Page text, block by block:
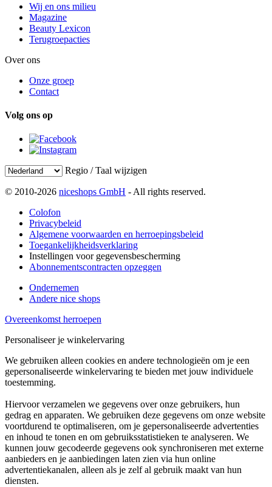
Wij en ons milieu
Magazine
Beauty Lexicon
Terugroepacties
Over ons
Onze groep
Contact
Volg ons op
Regio / Taal wijzigen
© 2010-2026 niceshops GmbH - All rights reserved.
Colofon
Privacybeleid
Algemene voorwaarden en herroepingsbeleid
Toegankelijkheidsverklaring
Instellingen voor gegevensbescherming
Abonnementscontracten opzeggen
Ondernemen
Andere nice shops
Overeenkomst herroepen
Personaliseer je winkelervaring
We gebruiken alleen cookies en andere technologieën om je een
gepersonaliseerde winkelervaring te bieden met jouw individuele
toestemming.
Hiervoor verzamelen we gegevens over onze gebruikers, hun
gedrag en apparaten. We gebruiken deze gegevens om onze website
voortdurend te optimaliseren, om je gepersonaliseerde advertenties
en inhoud te tonen en om gebruiksstatistieken te analyseren. We
kunnen jouw gecodeerde gegevens ook synchroniseren met externe
aanbieders en je aanbiedingen laten zien via hun online
advertentiekanalen, alleen als je zelf al gebruik maakt van hun
diensten.